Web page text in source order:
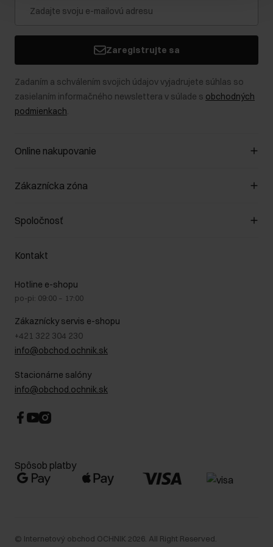
Zaregistrujte sa
Zadaním a schválením svojich údajov vyjadrujete súhlas so
zasielaním informačného newslettera v súlade s obchodných
podmienkach.
Online nakupovanie
Spravovať súbory cookie
Spôsob platby
Vrátenie
Zákaznícka zóna
Zákazníky klub
Pravidlá propagácie
Starostlivosť o kožu
Bezpečné nakupovanie
Blog
Najčastejšie kladené otázky (FAQ)
Spoločnosť
O nás
GDPR - Zásady ochrany osobných údajov
Právne informácie
Kontakt
Hotline e-shopu
po-pi: 09:00 – 17:00
Zákaznícky servis e-shopu
+421 322 304 230
info@obchod.ochnik.sk
Stacionárne salóny
info@obchod.ochnik.sk
Spôsob platby
© Internetový obchod OCHNIK 2026 . All Right Reserved.